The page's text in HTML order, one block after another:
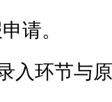
请。
入环节与